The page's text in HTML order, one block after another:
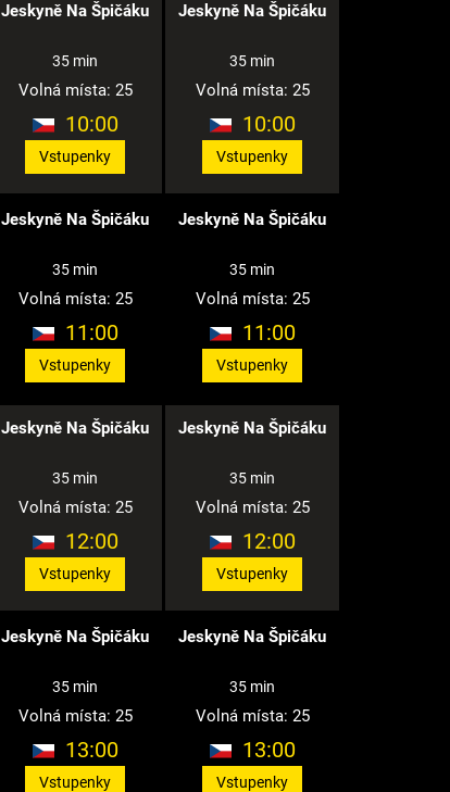
Jeskyně Na Špičáku
35 min
Volná místa: 25
10:00
Vstupenky
Jeskyně Na Špičáku
35 min
Volná místa: 25
10:00
Vstupenky
Jeskyně Na Špičáku
35 min
Volná místa: 25
11:00
Vstupenky
Jeskyně Na Špičáku
35 min
Volná místa: 25
11:00
Vstupenky
Jeskyně Na Špičáku
35 min
Volná místa: 25
12:00
Vstupenky
Jeskyně Na Špičáku
35 min
Volná místa: 25
12:00
Vstupenky
Jeskyně Na Špičáku
35 min
Volná místa: 25
13:00
Vstupenky
Jeskyně Na Špičáku
35 min
Volná místa: 25
13:00
Vstupenky